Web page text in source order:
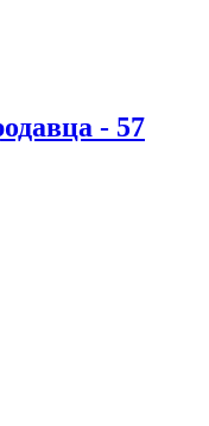
- 57